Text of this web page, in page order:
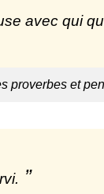
avec qui
proverbes et